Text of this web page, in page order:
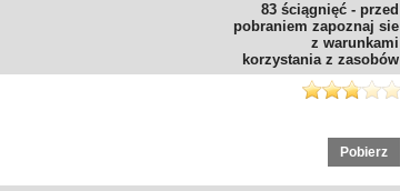
83 ściągnięć - przed
pobraniem zapoznaj sie
z warunkami
korzystania z zasobów
Pobierz